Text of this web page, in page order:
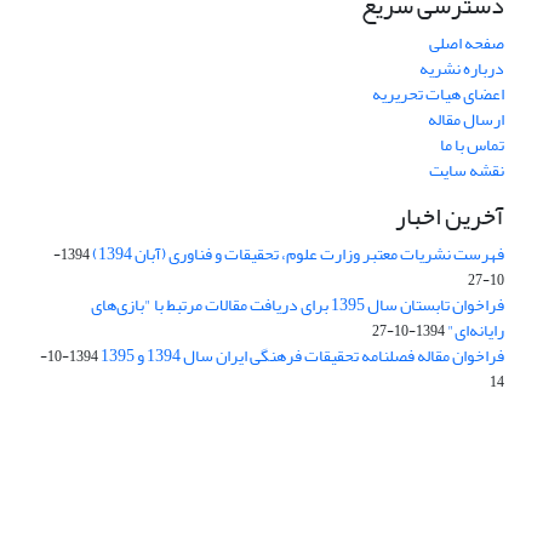
صفحه اصلی
درباره نشریه
اعضای هیات تحریریه
ارسال مقاله
تماس با ما
نقشه سایت
آخرین اخبار
فهرست نشریات معتبر وزارت علوم، تحقیقات و فناوری (آبان 1394)
1394-
10-27
فراخوان تابستان سال 1395 برای دریافت مقالات مرتبط با "بازی‌های
رایانه‌ای"1394-10-27
فراخوان مقاله فصلنامه تحقیقات فرهنگی ایران سال 1394 و 1395
1394-10-
14